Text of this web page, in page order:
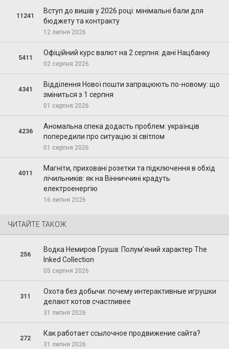
11241
Вступ до вишів у 2026 році: мінімальні бали для
бюджету та контракту
12 липня 2026
5411
Офіційний курс валют на 2 серпня: дані Нацбанку
02 серпня 2026
4341
Відділення Нової пошти запрацюють по-новому: що
зміниться з 1 серпня
01 серпня 2026
4236
Аномальна спека додасть проблем: українців
попередили про ситуацію зі світлом
01 серпня 2026
4011
Магніти, приховані розетки та підключення в обхід
лічильників: як на Вінниччині крадуть
електроенергію
16 липня 2026
ЧИТАЙТЕ ТАКОЖ
256
Водка Немиров Груша: Полум'яний характер The
Inked Collection
05 серпня 2026
311
Охота без добычи: почему интерактивные игрушки
делают котов счастливее
31 липня 2026
272
Как работает ссылочное продвижение сайта?
31 липня 2026